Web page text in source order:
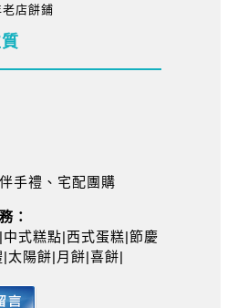
店餅鋪
手禮、宅配團購
：
中式糕點|西式蛋糕|節慶
太陽餅|月餅|喜餅|